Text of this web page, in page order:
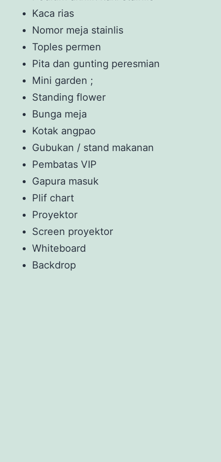
Kaca rias
Nomor meja stainlis
Toples permen
Pita dan gunting peresmian
Mini garden ;
Standing flower
Bunga meja
Kotak angpao
Gubukan / stand makanan
Pembatas VIP
Gapura masuk
Plif chart
Proyektor
Screen proyektor
Whiteboard
Backdrop